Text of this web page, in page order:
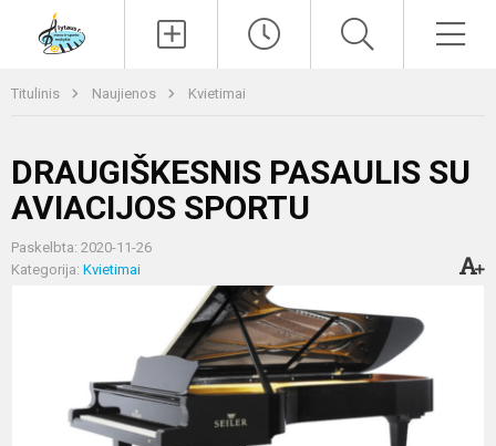
Titulinis Naujienos Kvietimai
DRAUGIŠKESNIS PASAULIS SU
AVIACIJOS SPORTU
Paskelbta: 2020-11-26
Kategorija: Kvietimai